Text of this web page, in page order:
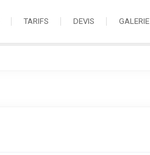
TARIFS DEVIS GALERIE